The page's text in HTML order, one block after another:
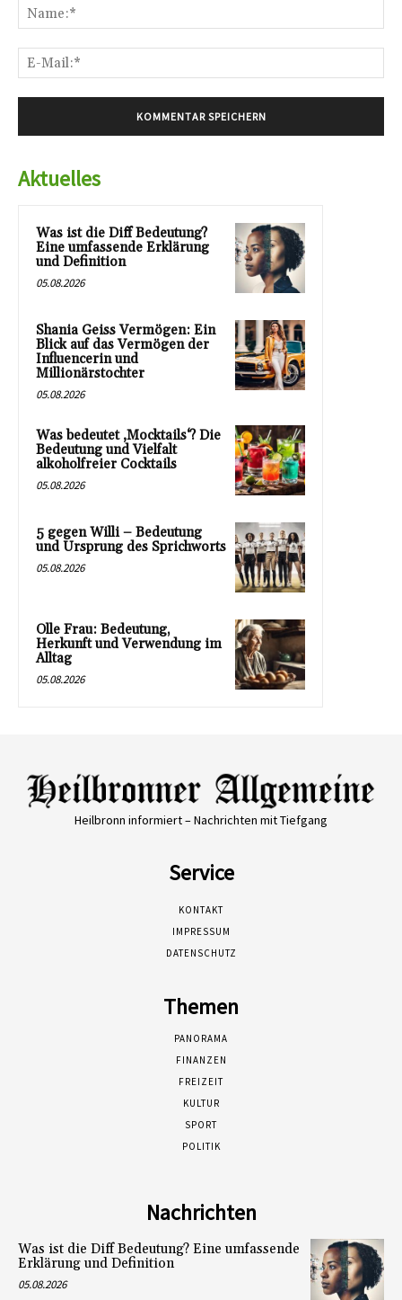
Aktuelles
Was ist die Diff Bedeutung?
Eine umfassende Erklärung
und Definition
05.08.2026
Shania Geiss Vermögen: Ein
Blick auf das Vermögen der
Influencerin und
Millionärstochter
05.08.2026
Was bedeutet ‚Mocktails‘? Die
Bedeutung und Vielfalt
alkoholfreier Cocktails
05.08.2026
5 gegen Willi – Bedeutung
und Ursprung des Sprichworts
05.08.2026
Olle Frau: Bedeutung,
Herkunft und Verwendung im
Alltag
05.08.2026
Heilbronn informiert – Nachrichten mit Tiefgang
Service
KONTAKT
IMPRESSUM
DATENSCHUTZ
Themen
PANORAMA
FINANZEN
FREIZEIT
KULTUR
SPORT
POLITIK
Nachrichten
Was ist die Diff Bedeutung? Eine umfassende
Erklärung und Definition
05.08.2026